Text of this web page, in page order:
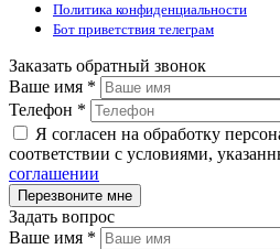
Политика конфиденциальности
Бот приветствия телеграм
Заказать обратный звонок
Ваше имя *
Телефон *
Я согласен на обработку
соответствии с условиями,
соглашении
Задать вопрос
Ваше имя *